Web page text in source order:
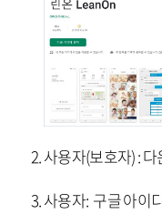
사용자(보호자) :
사용자: 구글 아이